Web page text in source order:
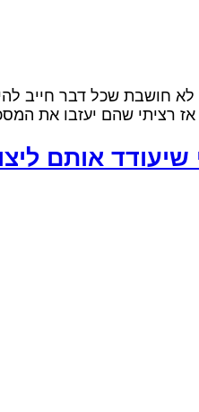
לא חושבת שכל דבר חייב
שיעודד אותם